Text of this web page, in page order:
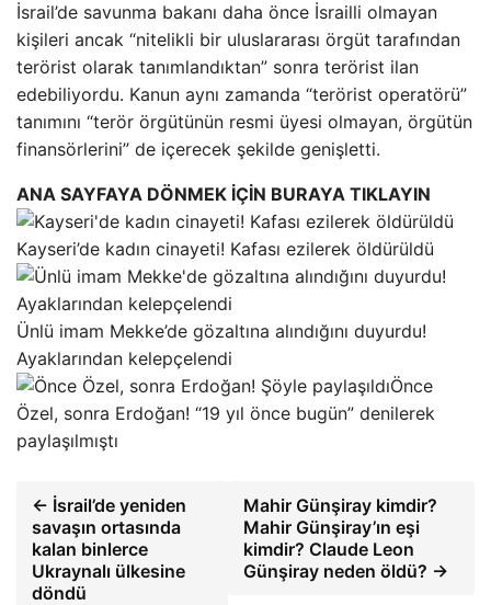
İsrail’de savunma bakanı daha önce İsrailli olmayan
kişileri ancak “nitelikli bir uluslararası örgüt tarafından
terörist olarak tanımlandıktan” sonra terörist ilan
edebiliyordu. Kanun aynı zamanda “terörist operatörü”
tanımını “terör örgütünün resmi üyesi olmayan, örgütün
finansörlerini” de içerecek şekilde genişletti.
ANA SAYFAYA DÖNMEK İÇİN BURAYA TIKLAYIN
Kayseri’de kadın cinayeti! Kafası ezilerek öldürüldü
Ünlü imam Mekke’de gözaltına alındığını duyurdu!
Ayaklarından kelepçelendi
Önce
Özel, sonra Erdoğan! “19 yıl önce bugün” denilerek
paylaşılmıştı
← İsrail’de yeniden
savaşın ortasında
kalan binlerce
Ukraynalı ülkesine
döndü
Mahir Günşiray kimdir?
Mahir Günşiray’ın eşi
kimdir? Claude Leon
Günşiray neden öldü? →